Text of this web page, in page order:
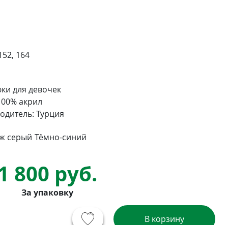
164
для девочек
акрил
Турция
серый Тёмно-синий
800 руб.
За упаковку
В корзину